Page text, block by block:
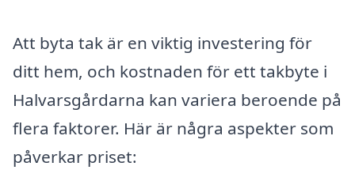
Att byta tak är en viktig investering för
ditt hem, och kostnaden för ett takbyte i
Halvarsgårdarna kan variera beroende på
flera faktorer. Här är några aspekter som
påverkar priset: